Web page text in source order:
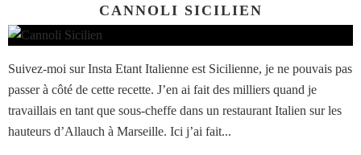
CANNOLI SICILIEN
Suivez-moi sur Insta Etant Italienne est Sicilienne, je ne pouvais pas
passer à côté de cette recette. J’en ai fait des milliers quand je
travaillais en tant que sous-cheffe dans un restaurant Italien sur les
hauteurs d’Allauch à Marseille. Ici j’ai fait...